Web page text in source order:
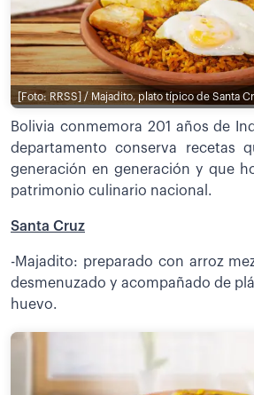
[Foto: RRSS] / Majadito, plato típico de Santa
Bolivia conmemora 201 años de
departamento conserva recetas
generación en generación y que
patrimonio culinario nacional.
Santa Cruz
-Majadito: preparado con arroz
desmenuzado y acompañado de
huevo.